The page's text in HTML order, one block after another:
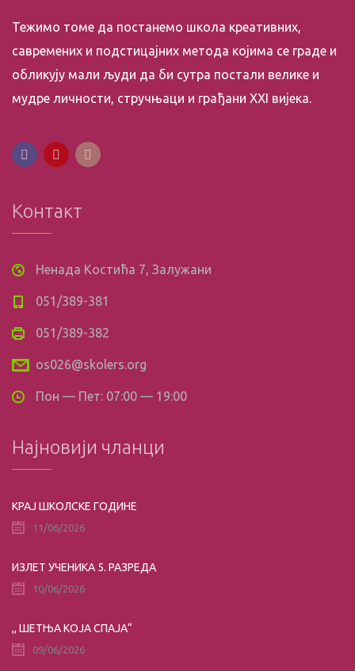
Тежимо томе да постанемо школа креативних,
савремених и подстицајних метода којима се граде и
обликују мали људи да би сутра постали велике и
мудре личности, стручњаци и грађани XXI вијека.
Контакт
Ненада Костића 7, Залужани
051/389-381
051/389-382
os026@skolers.org
Пон — Пет: 07:00 — 19:00
Најновији чланци
КРАЈ ШКОЛСКЕ ГОДИНЕ
11/06/2026
ИЗЛЕТ УЧЕНИКА 5. РАЗРЕДА
10/06/2026
,, ШЕТЊА КОЈА СПАЈА“
09/06/2026